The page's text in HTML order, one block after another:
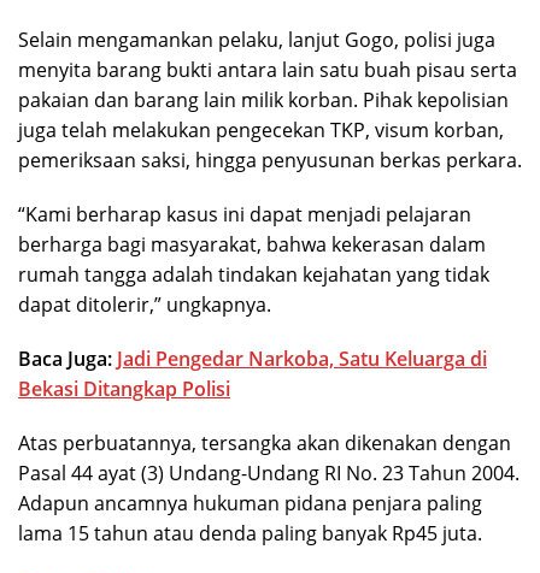
Selain mengamankan pelaku, lanjut Gogo, polisi juga
menyita barang bukti antara lain satu buah pisau serta
pakaian dan barang lain milik korban. Pihak kepolisian
juga telah melakukan pengecekan TKP, visum korban,
pemeriksaan saksi, hingga penyusunan berkas perkara.
“Kami berharap kasus ini dapat menjadi pelajaran
berharga bagi masyarakat, bahwa kekerasan dalam
rumah tangga adalah tindakan kejahatan yang tidak
dapat ditolerir,” ungkapnya.
Baca Juga: Jadi Pengedar Narkoba, Satu Keluarga di
Bekasi Ditangkap Polisi
Atas perbuatannya, tersangka akan dikenakan dengan
Pasal 44 ayat (3) Undang-Undang RI No. 23 Tahun 2004.
Adapun ancamnya hukuman pidana penjara paling
lama 15 tahun atau denda paling banyak Rp45 juta.